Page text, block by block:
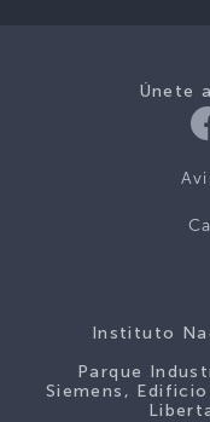
Únete
Instituto
Parque
Siemens,